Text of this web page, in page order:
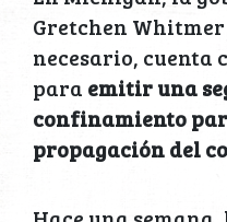
En Michigan, la
Gretchen
necesario, cuenta
para emitir una
confinamiento
propagación del